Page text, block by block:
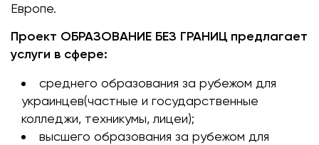
Европе.
Проект ОБРАЗОВАНИЕ БЕЗ ГРАНИЦ предлагает
услуги в сфере:
среднего образования за рубежом для
украинцев(частные и государственные
колледжи, техникумы, лицеи);
высшего образования за рубежом для